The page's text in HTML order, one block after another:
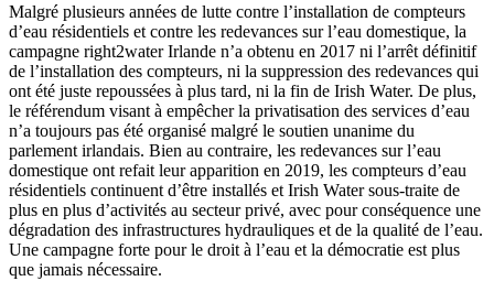
Malgré plusieurs années de lutte contre l’installation de compteurs
d’eau résidentiels et contre les redevances sur l’eau domestique, la
campagne right2water Irlande n’a obtenu en 2017 ni l’arrêt définitif
de l’installation des compteurs, ni la suppression des redevances qui
ont été juste repoussées à plus tard, ni la fin de Irish Water. De plus,
le référendum visant à empêcher la privatisation des services d’eau
n’a toujours pas été organisé malgré le soutien unanime du
parlement irlandais. Bien au contraire, les redevances sur l’eau
domestique ont refait leur apparition en 2019, les compteurs d’eau
résidentiels continuent d’être installés et Irish Water sous-traite de
plus en plus d’activités au secteur privé, avec pour conséquence une
dégradation des infrastructures hydrauliques et de la qualité de l’eau.
Une campagne forte pour le droit à l’eau et la démocratie est plus
que jamais nécessaire.